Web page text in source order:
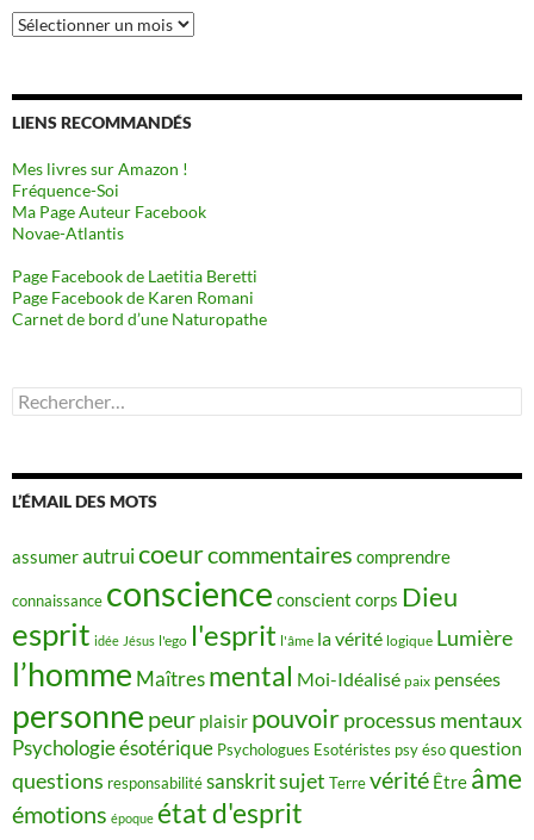
Archives
LIENS RECOMMANDÉS
Mes livres sur Amazon !
Fréquence-Soi
Ma Page Auteur Facebook
Novae-Atlantis
Page Facebook de Laetitia Beretti
Page Facebook de Karen Romani
Carnet de bord d’une Naturopathe
Rechercher :
L’ÉMAIL DES MOTS
assumerautruicoeurcommentaires comprendre
connaissance conscience conscient corps Dieu
esprit idée Jésus l'ego l'esprit l'âme la vérité logique Lumière
l’homme Maîtres mental Moi-Idéalisé paix pensées
personne peur plaisir pouvoirprocessus mentaux
Psychologie ésotérique Psychologues Esotéristes psy ésoquestion
questions responsabilitésanskritsujet Terrevérité Être âme
émotions époque état d'esprit